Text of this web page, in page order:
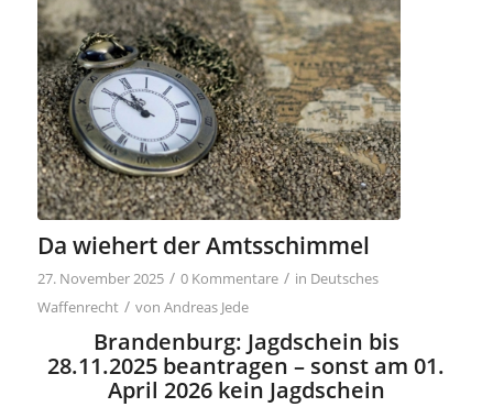
Da wiehert der Amtsschimmel
27. November 2025 / 0 Kommentare / in Deutsches
Waffenrecht / von Andreas Jede
Brandenburg: Jagdschein bis
28.11.2025 beantragen – sonst am 01.
April 2026 kein Jagdschein